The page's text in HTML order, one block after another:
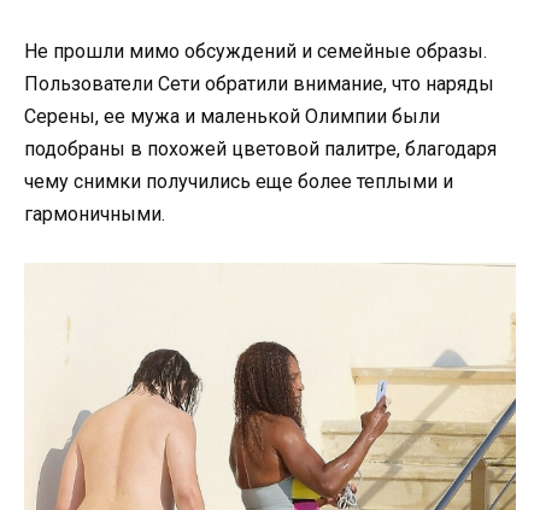
Не прошли мимо обсуждений и семейные образы.
Пользователи Сети обратили внимание, что наряды
Серены, ее мужа и маленькой Олимпии были
подобраны в похожей цветовой палитре, благодаря
чему снимки получились еще более теплыми и
гармоничными.